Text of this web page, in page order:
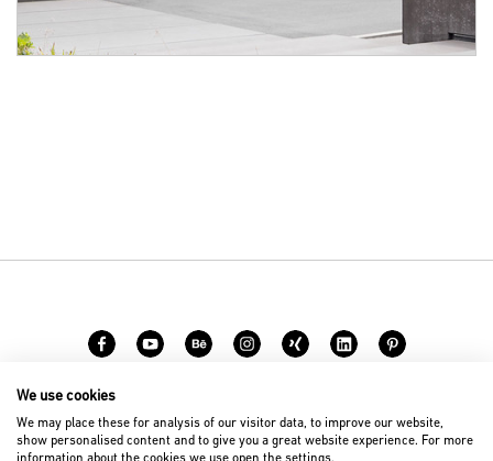
We use cookies
We may place these for analysis of our visitor data, to improve our website,
show personalised content and to give you a great website experience. For more
information about the cookies we use open the settings.